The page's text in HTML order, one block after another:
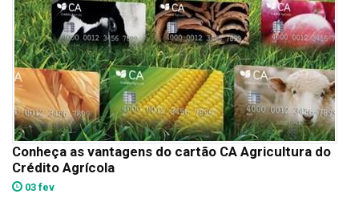
Conheça as vantagens do cartão CA Agricultura do
Crédito Agrícola
03 fev